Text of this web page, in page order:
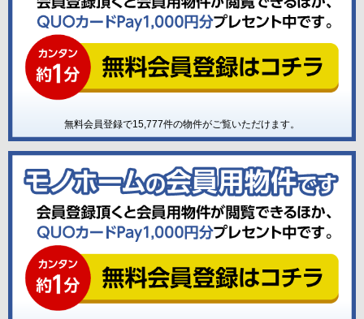
無料会員登録で15,777件の物件がご覧いただけます。